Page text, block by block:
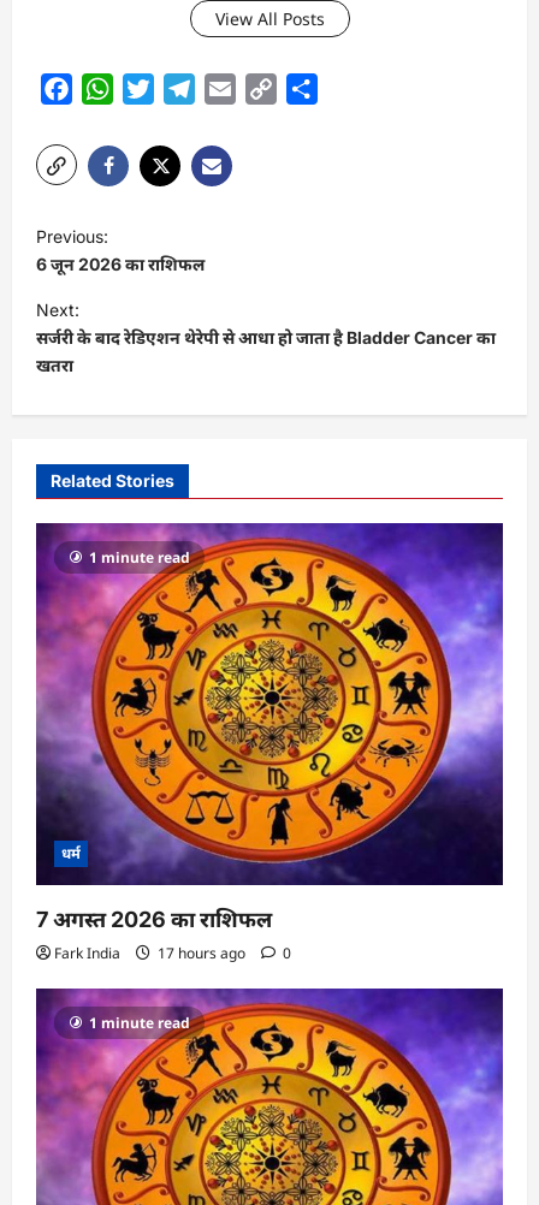
View All Posts
FacebookWhatsAppTwitterTelegram
Email
Copy
o
s
t
n
a
g
a
t
i
o
n
Previous:
6 जून 2026 का राशिफल
Next:
सर्जरी के बाद रेडिएशन थेरेपी से आधा हो जाता है Bladder Cancer का
खतरा
Related Stories
1 minute read
धर्म
7 अगस्त 2026 का राशिफल
Fark India 17 hours ago 0
1 minute read